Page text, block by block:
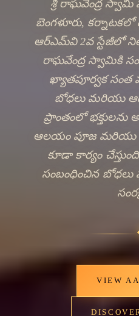
ముఠ్ఠ—ఒక సన్యాస
ద్వంద్వ పాత్ర పూర్తి
మరియు మతపరమైన
అందించడంతో పాటు
పండితవర్గ మరియు
నిర్వహిస్తుంది.
పరిసరాల్లో ఇటువంటి
యొక్క ఆధునిక నివాస
యొక్క సమన్వయాన్ని
శ్రీ రాఘవేంద్ర స్వామి
వారసత్వానికి
ఆధ్యాత్మిక
కోరుకునే